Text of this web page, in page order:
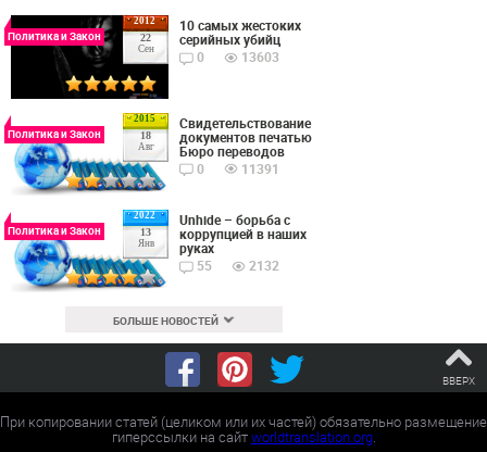
2012
22
Сен
Политика и Закон
10 самых жестоких
серийных убийц
0
13603
2015
18
Авг
Политика и Закон
Cвидетельствование
документов печатью
Бюро переводов
0
11391
2022
13
Янв
Политика и Закон
Unhide – борьба с
коррупцией в наших
руках
55
2132
БОЛЬШЕ НОВОСТЕЙ
ВВЕРХ
При копировании статей (целиком или их частей) обязательно размещение
гиперссылки на сайтworldtranslation.org.